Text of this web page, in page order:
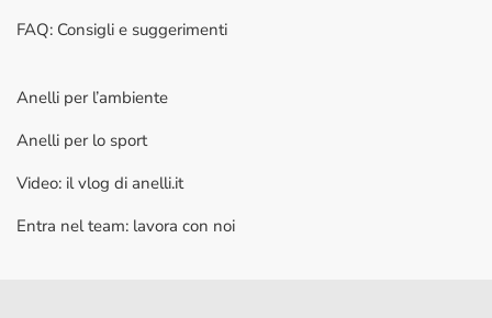
FAQ: Consigli e suggerimenti
Anelli per l’ambiente
Anelli per lo sport
Video: il vlog di anelli.it
Entra nel team: lavora con noi